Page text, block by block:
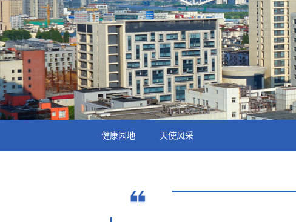
健康园地 天使风采